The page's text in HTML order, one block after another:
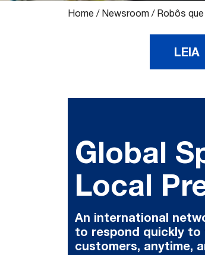
Home / Newsroom / Robôs
LEIA
Global
Local
An international
to respond quickly
customers, anytime,